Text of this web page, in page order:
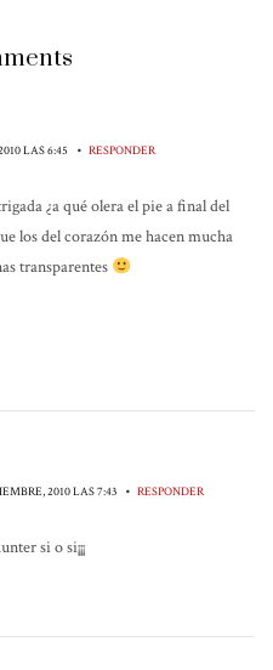
LAS 6:45 • RESPONDER
¿a qué olera el pie a final del
los del corazón me hacen mucha
transparentes
2010 LAS 7:43 • RESPONDER
si o si¡¡¡